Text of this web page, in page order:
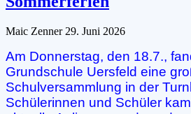
Maic Zenner 29. Juni 2026
Am Donnerstag, den 18.7.,
Grundschule Uersfeld eine
Schulversammlung in der
Schülerinnen und Schüler